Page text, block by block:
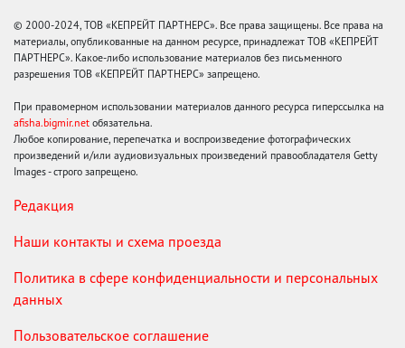
© 2000-2024, ТОВ «КЕПРЕЙТ ПАРТНЕРС». Все права защищены. Все права на
материалы, опубликованные на данном ресурсе, принадлежат ТОВ «КЕПРЕЙТ
ПАРТНЕРС». Какое-либо использование материалов без письменного
разрешения ТОВ «КЕПРЕЙТ ПАРТНЕРС» запрещено.
При правомерном использовании материалов данного ресурса гиперссылка на
afisha.bigmir.net обязательна.
Любое копирование, перепечатка и воспроизведение фотографических
произведений и/или аудиовизуальных произведений правообладателя Getty
Images - строго запрещено.
Редакция
Наши контакты и схема проезда
Политика в сфере конфиденциальности и персональных
данных
Пользовательское соглашение